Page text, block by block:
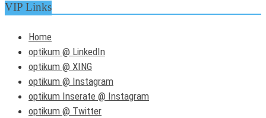
VIP Links
Home
optikum @ LinkedIn
optikum @ XING
optikum @ Instagram
optikum Inserate @ Instagram
optikum @ Twitter